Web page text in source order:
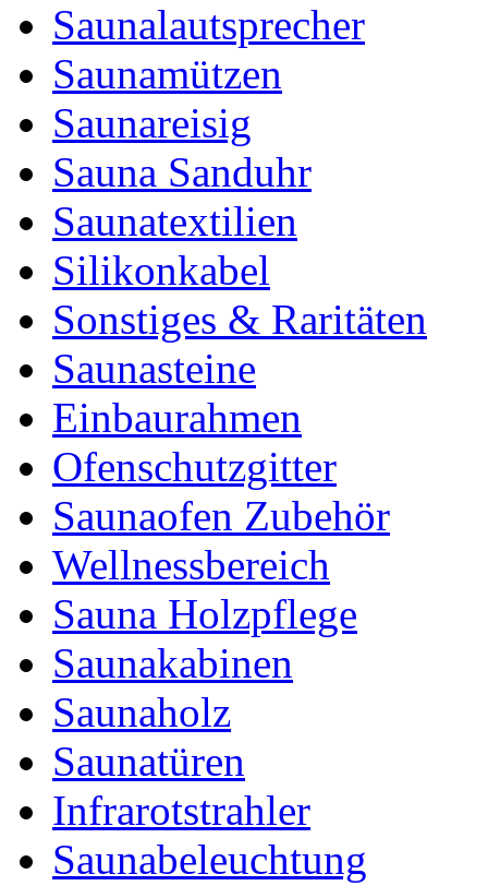
Saunalautsprecher
Saunamützen
Saunareisig
Sauna Sanduhr
Saunatextilien
Silikonkabel
Sonstiges & Raritäten
Saunasteine
Einbaurahmen
Ofenschutzgitter
Saunaofen Zubehör
Wellnessbereich
Sauna Holzpflege
Saunakabinen
Saunaholz
Saunatüren
Infrarotstrahler
Saunabeleuchtung